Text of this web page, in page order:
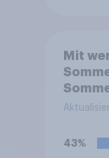
Mit
Sie
43%